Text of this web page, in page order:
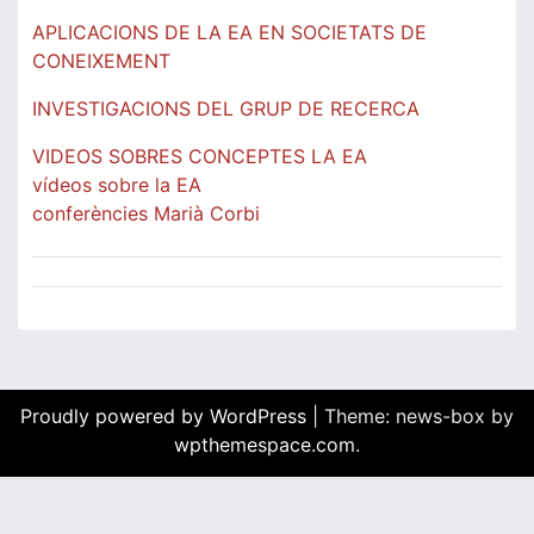
APLICACIONS DE LA EA EN SOCIETATS DE
CONEIXEMENT
INVESTIGACIONS DEL GRUP DE RECERCA
VIDEOS SOBRES CONCEPTES LA EA
vídeos sobre la EA
conferències Marià Corbi
Proudly powered by WordPress
Theme: news-box by
wpthemespace.com.